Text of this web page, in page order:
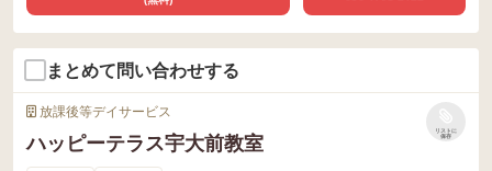
まとめて問い合わせする
放課後等デイサービス
ハッピーテラス宇大前教室
リストに
保存